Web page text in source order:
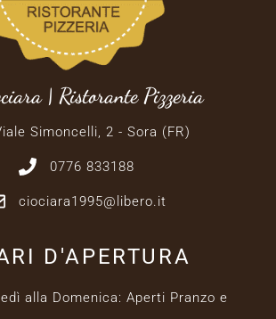
| Ristorante Pizzeria
Simoncelli, 2 - Sora (FR)
0776 833188
ciociara1995@libero.it
D'APERTURA
alla Domenica: Aperti Pranzo e